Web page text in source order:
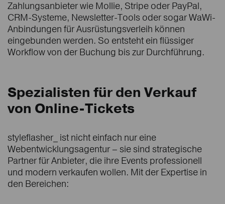
Zahlungsanbieter wie Mollie, Stripe oder PayPal,
CRM-Systeme, Newsletter-Tools oder sogar WaWi-
Anbindungen für Ausrüstungsverleih können
eingebunden werden. So entsteht ein flüssiger
Workflow von der Buchung bis zur Durchführung.
Spezialisten für den Verkauf
von Online-Tickets
styleflasher_ ist nicht einfach nur eine
Webentwicklungsagentur – sie sind strategische
Partner für Anbieter, die ihre Events professionell
und modern verkaufen wollen. Mit der Expertise in
den Bereichen: